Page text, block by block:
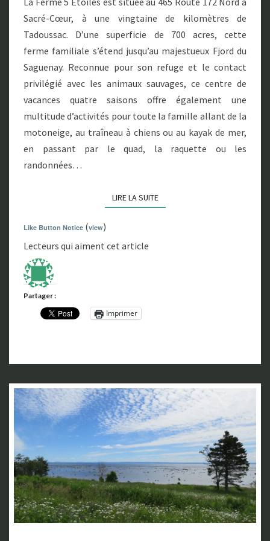
O
R
D
R
S
Sacré-Cœur, à une vingtaine de kilomètres de
Tadoussac. D’une superficie de 700 acres, cette
ferme familiale s’étend jusqu’au majestueux Fjord du
Saguenay. Reconnue pour son refuge et le contact
privilégié avec les animaux sauvages, ce centre de
vacances quatre saisons offre également une
multitude d’activités pour toute la famille allant de la
motoneige, au traîneau à chiens ou au kayak de mer,
en passant par le quad, la raquette ou les
randonnées…
LIRE LA SUITELIRE LA SUITE
Like Button Notice (view)
Lecteurs qui aiment cet article
Partager :
Imprimer